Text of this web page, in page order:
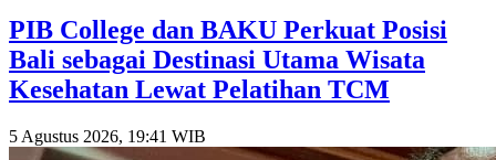
PIB College dan BAKU Perkuat Posisi
Bali sebagai Destinasi Utama Wisata
Kesehatan Lewat Pelatihan TCM
5 Agustus 2026, 19:41 WIB